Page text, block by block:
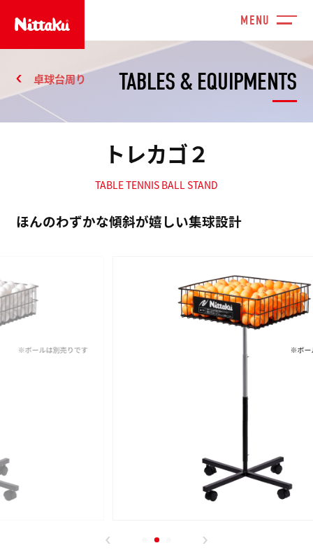
TABLES & EQUIPMENTS
卓球台周り
トレカゴ２
TABLE TENNIS BALL STAND
ほんのわずかな傾斜が嬉しい集球設計